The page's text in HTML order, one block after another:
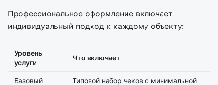
Профессиональное оформление включает
индивидуальный подход к каждому объекту:
Уровень
услуги
Что включает
Базовый
Типовой набор чеков с минимальной